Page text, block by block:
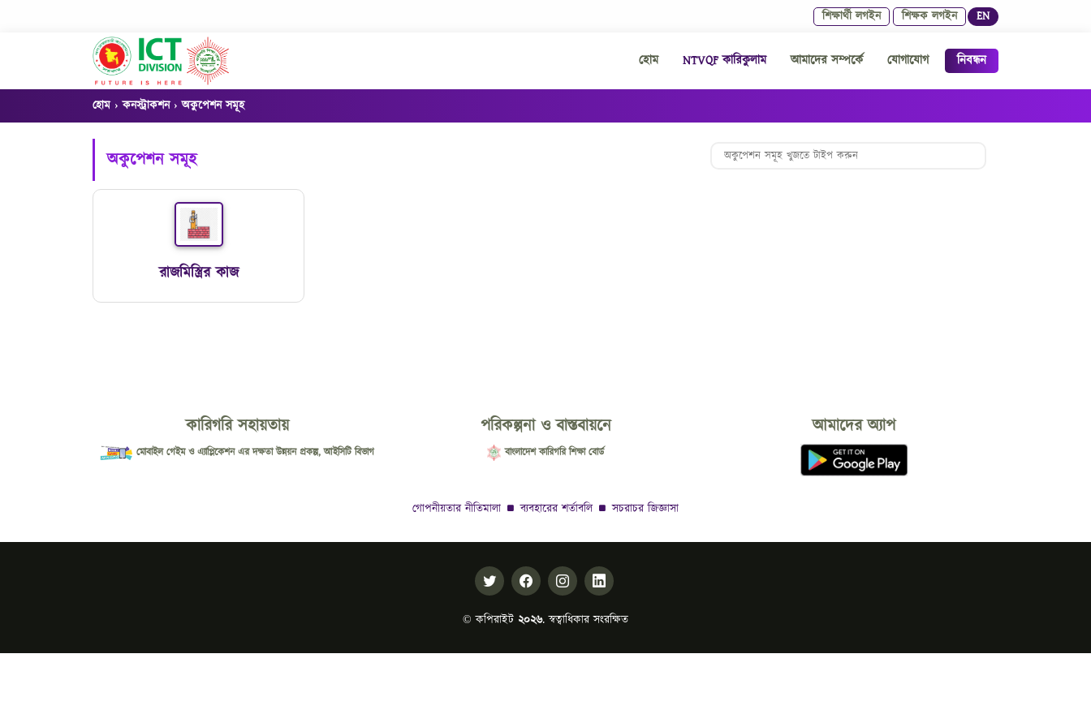
শিক্ষার্থী লগইন শিক্ষক লগইন EN
হোম NTVQF কারিকুলাম আমাদের সম্পর্কে যোগাযোগ নিবন্ধন
হোম কনস্ট্রাকশন অকুপেশন সমূহ
অকুপেশন সমূহ
রাজমিস্ত্রির কাজ
কারিগরি সহায়তায়
মোবাইল গেইম ও এ্যাপ্লিকেশন এর দক্ষতা উন্নয়ন প্রকল্প, আইসিটি বিভাগ
পরিকল্পনা ও বাস্তবায়নে
বাংলাদেশ কারিগরি শিক্ষা বোর্ড
আমাদের অ্যাপ
গোপনীয়তার নীতিমালা ব্যবহারের শর্তাবলি সচরাচর জিজ্ঞাসা
© কপিরাইট ২০২৬. স্বত্বাধিকার সংরক্ষিত